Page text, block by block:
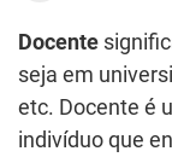
Docente
seja em
etc. Docente é
indivíduo que